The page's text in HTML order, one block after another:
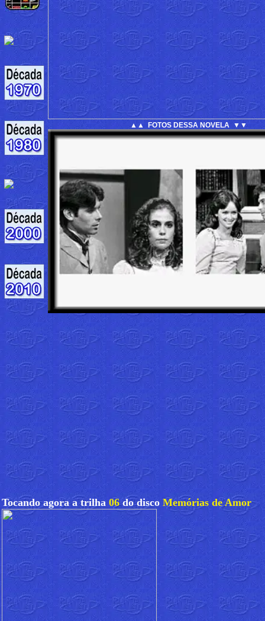
▲▲ FOTOS DESSA NOVELA ▼▼
Tocando agora a trilha 06do disco Memórias de Amor